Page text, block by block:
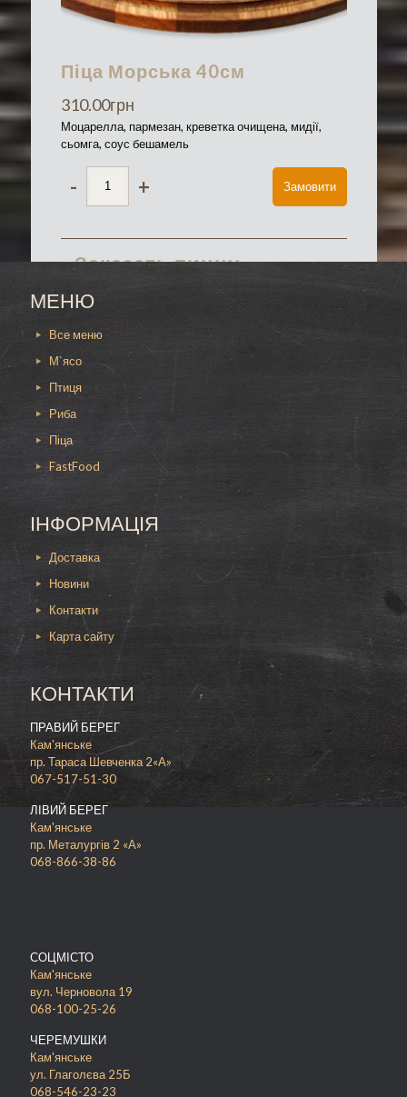
Піца Морська 40см
310.00грн
Моцарелла, пармезан, креветка очищена, мидії,
сьомга, соус бешамель
- + Замовити
Заказать пиццу
Заказать пиццу охотничью в Каменском
отличный вариант, как для полноценного
приема пищи, так и для перекуса. Эта
интерпретация известного блюда сочетает в
себе пикантные ингредиенты, от чего вкус
доставкой станет оптимальным решением для
каждого любителя сытно перекусить.
Пицца Охотничья 30см:
В пицце охотничьей от Шашлык-мастер
сочетаются такие ингредиенты:
бекон;
пармезан;
Начинка блюда подобрана для того чтобы
сделать наше блюдо максимально сытным и
питательным, они идеально сочетается с
пивом или же с томатным соком. Для большой
компании мы рекомендуем заказать у нас
пиццу охотничью 40 см
В меню шашлык-мастер каждый сможет
подобрать для себя идеальный вариант
начинки, ориентируясь на свои вкусовые
предпочтения, так любители куриного мяса
обязательно оценят
мы доставим ее вам на дом или в офис в
любое удобное время.
Желаете разнообразить свой рацион и
попробовать новое пикантное блюдо, тогда
наша пицца с охотничьими колбасками и
огурцами идеально подойдет для этого.
Сделайте заказ у нас на сайте прямо сейчас и
уже через считанные минуты вы сможете
МЕНЮ
Все меню
М`ясо
Птиця
Риба
Піца
FastFood
ІНФОРМАЦІЯ
Доставка
Новини
Контакти
Карта сайту
КОНТАКТИ
ПРАВИЙ БЕРЕГ
Кам'янське
пр. Тараса Шевченка 2«А»
067-517-51-30
ЛІВИЙ БЕРЕГ
Кам'янське
пр. Металургів 2 «А»
068-866-38-86
СОЦМІСТО
Кам'янське
вул. Черновола 19
068-100-25-26
ЧЕРЕМУШКИ
Кам'янське
ул. Глаголєва 25Б
068-546-23-23